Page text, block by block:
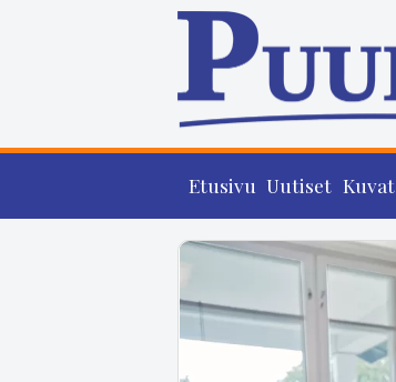
Etusivu Uutiset Kuvat